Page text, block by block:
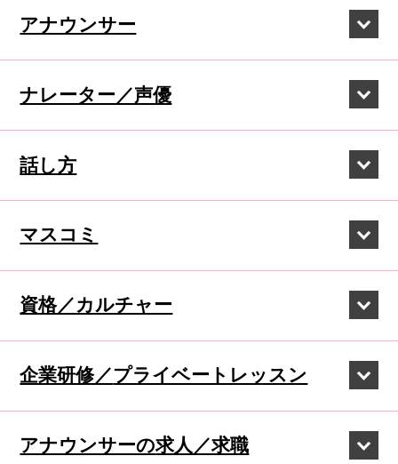
アナウンサー
ナレーター／声優
話し方
マスコミ
資格／カルチャー
企業研修／プライベートレッスン
アナウンサーの求人／求職